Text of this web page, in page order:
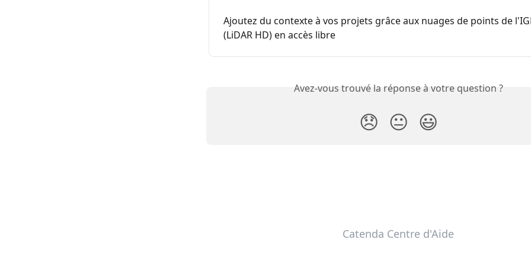
Ajoutez du contexte à vos projets grâce aux nuages de points de
(LiDAR HD) en accès libre
Avez-vous trouvé la réponse à votre question ?
😞 😐 😃
Catenda Centre d'Aide